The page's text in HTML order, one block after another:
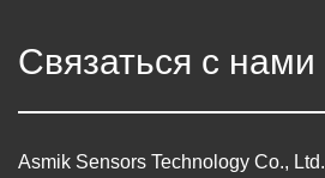
Связаться с нами
Asmik Sensors Technology Co., Ltd.